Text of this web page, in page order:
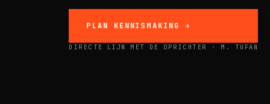
PLAN KENNISMAKING →
DIRECTE LIJN MET DE OPRICHTER · M. TUFAN